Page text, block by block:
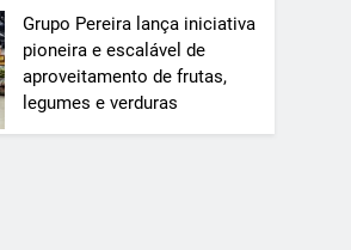
Grupo Pereira lança iniciativa
pioneira e escalável de
aproveitamento de frutas,
legumes e verduras